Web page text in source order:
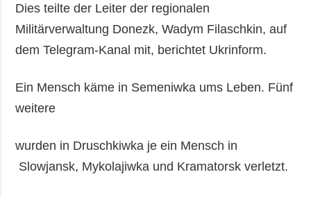
Dies teilte der Leiter der regionalen
Militärverwaltung Donezk, Wadym Filaschkin, auf
dem Telegram-Kanal mit, berichtet Ukrinform.
Ein Mensch käme in Semeniwka ums Leben. Fünf
weitere
wurden in Druschkiwka je ein Mensch in
Slowjansk, Mykolajiwka und Kramatorsk verletzt.